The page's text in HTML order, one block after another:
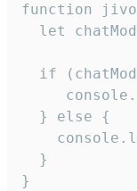
function
let
if
  } else {
  }
}